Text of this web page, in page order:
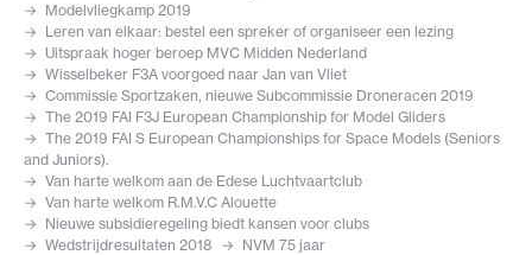
Modelvliegkamp 2019
Leren van elkaar: bestel een spreker of organiseer een lezing
Uitspraak hoger beroep MVC Midden Nederland
Wisselbeker F3A voorgoed naar Jan van Vliet
Commissie Sportzaken, nieuwe Subcommissie Droneracen 2019
The 2019 FAI F3J European Championship for Model Gliders
The 2019 FAI S European Championships for Space Models (Seniors
and Juniors).
Van harte welkom aan de Edese Luchtvaartclub
Van harte welkom R.M.V.C Alouette
Nieuwe subsidieregeling biedt kansen voor clubs
Wedstrijdresultaten 2018
NVM 75 jaar